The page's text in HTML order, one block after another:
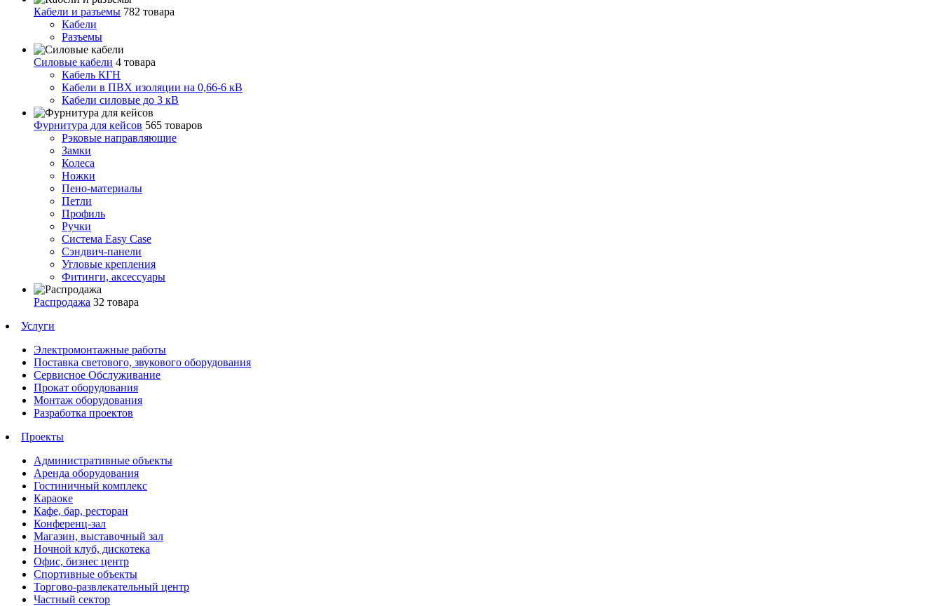
Кабели и разъемы 782 товара
Кабели
Разъемы
Силовые кабели 4 товара
Кабель КГН
Кабели в ПВХ изоляции на 0,66-6 кВ
Кабели силовые до 3 кВ
Фурнитура для кейсов 565 товаров
Рэковые направляющие
Замки
Колеса
Ножки
Пено-материалы
Петли
Профиль
Ручки
Система Easy Case
Сэндвич-панели
Угловые крепления
Фитинги, аксессуары
Распродажа 32 товара
Услуги
Электромонтажные работы
Поставка светового, звукового оборудования
Сервисное Обслуживание
Прокат оборудования
Монтаж оборудования
Разработка проектов
Проекты
Административные объекты
Аренда оборудования
Гостиничный комплекс
Караоке
Кафе, бар, ресторан
Конференц-зал
Магазин, выставочный зал
Ночной клуб, дискотека
Офис, бизнес центр
Спортивные объекты
Торгово-развлекательный центр
Частный сектор